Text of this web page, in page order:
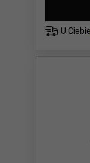
U Ciebie